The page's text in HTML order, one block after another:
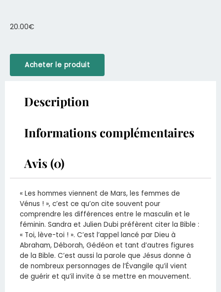
20.00€
Acheter le produit
Description
Informations complémentaires
Avis (0)
« Les hommes viennent de Mars, les femmes de
Vénus ! », c’est ce qu’on cite souvent pour
comprendre les différences entre le masculin et le
féminin. Sandra et Julien Dubi préfèrent citer la Bible :
« Toi, lève-toi ! ». C’est l’appel lancé par Dieu à
Abraham, Déborah, Gédéon et tant d’autres figures
de la Bible. C’est aussi la parole que Jésus donne à
de nombreux personnages de l’Évangile qu’il vient
de guérir et qu’il invite à se mettre en mouvement.